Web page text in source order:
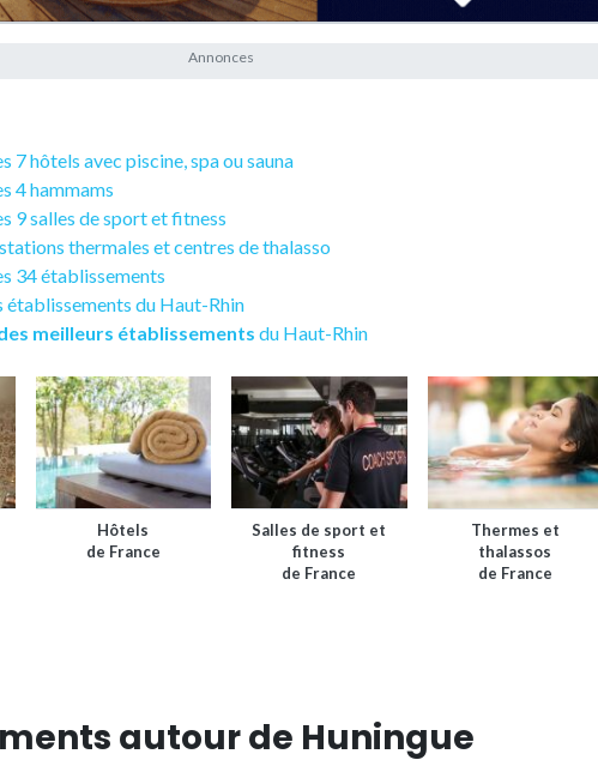
7 hôtels avec piscine, spa ou sauna
4 hammams
9 salles de sport et fitness
thermales et centres de thalasso
34 établissements
établissements du Haut-Rhin
meilleurs établissements du Haut-Rhin
Hôtels
de France
Salles de sport et
fitness
de France
Thermes et
thalassos
de France
autour de Huningue